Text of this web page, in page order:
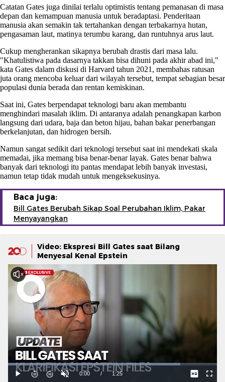
Catatan Gates juga dinilai terlalu optimistis tentang pemanasan di masa
depan dan kemampuan manusia untuk beradaptasi. Penderitaan
manusia akan semakin tak tertahankan dengan terbakarnya hutan,
pengasaman laut, matinya terumbu karang, dan runtuhnya arus laut.
Cukup mengherankan sikapnya berubah drastis dari masa lalu.
"Khatulistiwa pada dasarnya takkan bisa dihuni pada akhir abad ini,"
kata Gates dalam diskusi di Harvard tahun 2021, membahas ratusan
juta orang mencoba keluar dari wilayah tersebut, tempat sebagian besar
populasi dunia berada dan rentan kemiskinan.
Saat ini, Gates berpendapat teknologi baru akan membantu
menghindari masalah iklim. Di antaranya adalah penangkapan karbon
langsung dari udara, baja dan beton hijau, bahan bakar penerbangan
berkelanjutan, dan hidrogen bersih.
Namun sangat sedikit dari teknologi tersebut saat ini mendekati skala
memadai, jika memang bisa benar-benar layak. Gates benar bahwa
banyak dari teknologi itu pantas mendapat lebih banyak investasi,
namun tetap tidak mudah untuk mengeksekusinya.
Baca juga:
Bill Gates Berubah Sikap Soal Perubahan Iklim, Pakar
Menyayangkan
Video: Ekspresi Bill Gates saat Bilang
Menyesal Kenal Epstein